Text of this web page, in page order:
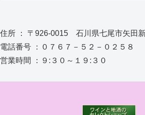
住所 ： 〒926-0015 石川県七尾市矢田
電話番号 ：０７６７－５２－０２５８
営業時間 ：９:３０～１９:３０